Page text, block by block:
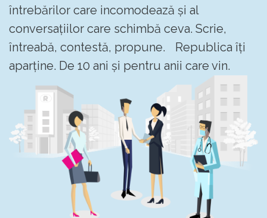
întrebărilor care incomodează și al
conversațiilor care schimbă ceva. Scrie,
întreabă, contestă, propune. Republica îți
aparține. De 10 ani și pentru anii care vin.